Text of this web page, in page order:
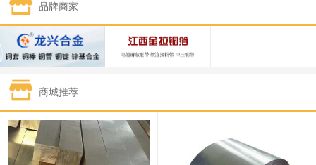
1#锡 426,500—428,500
1#镍 130,050—131,650
1#白银 15,405—15,415 15,410 305
钯金
1#钴 322,000—342,000
1#锑 90,000—96,000 93,000
品牌商家
商城推荐